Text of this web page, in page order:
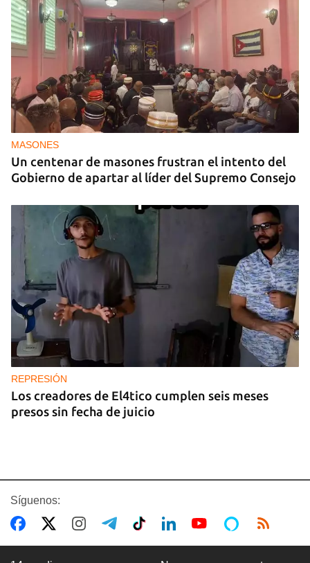
MASONES
Un centenar de masones frustran el intento del
Gobierno de apartar al líder del Supremo Consejo
REPRESIÓN
Los creadores de El4tico cumplen seis meses
presos sin fecha de juicio
Síguenos: